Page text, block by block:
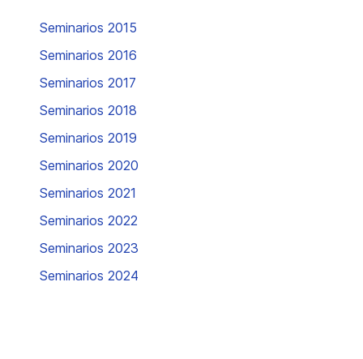
Seminarios 2015
Seminarios 2016
Seminarios 2017
Seminarios 2018
Seminarios 2019
Seminarios 2020
Seminarios 2021
Seminarios 2022
Seminarios 2023
Seminarios 2024